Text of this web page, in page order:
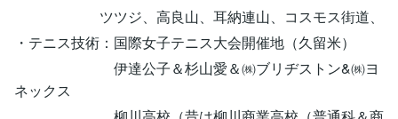
ツツジ、高良山、耳納連山、コスモス街道、
・テニス技術：国際女子テニス大会開催地（久留米）
伊達公子＆杉山愛＆㈱ブリヂストン&㈱ヨ
ネックス